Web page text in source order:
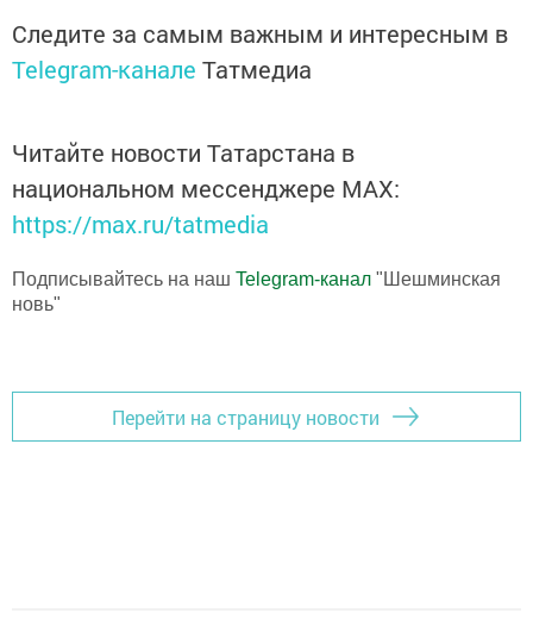
Следите за самым важным и интересным в
Telegram-канале Татмедиа
Читайте новости Татарстана в
национальном мессенджере MАХ:
https://max.ru/tatmedia
Подписывайтесь на наш Telegram-канал "Шешминская
новь"
Перейти на страницу новости